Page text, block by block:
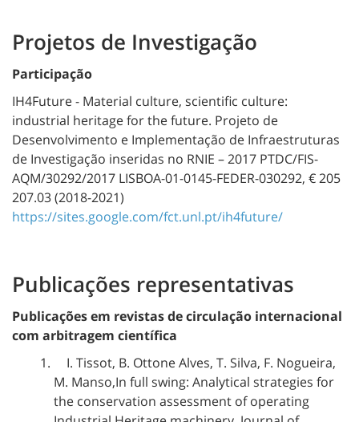
Projetos de Investigação
Participação
IH4Future - Material culture, scientific culture:
industrial heritage for the future. Projeto de
Desenvolvimento e Implementação de Infraestruturas
de Investigação inseridas no RNIE – 2017 PTDC/FIS-
AQM/30292/2017 LISBOA-01-0145-FEDER-030292, € 205
207.03 (2018-2021)
https://sites.google.com/fct.unl.pt/ih4future/
Publicações representativas
Publicações em revistas de circulação internacional
com arbitragem científica
I. Tissot, B. Ottone Alves, T. Silva, F. Nogueira,
M. Manso,In full swing: Analytical strategies for
the conservation assessment of operating